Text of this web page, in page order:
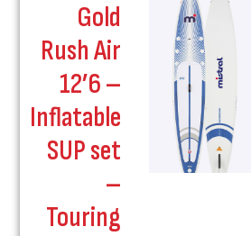
Gold
Rush Air
12’6 –
Inflatable
SUP set
–
Touring